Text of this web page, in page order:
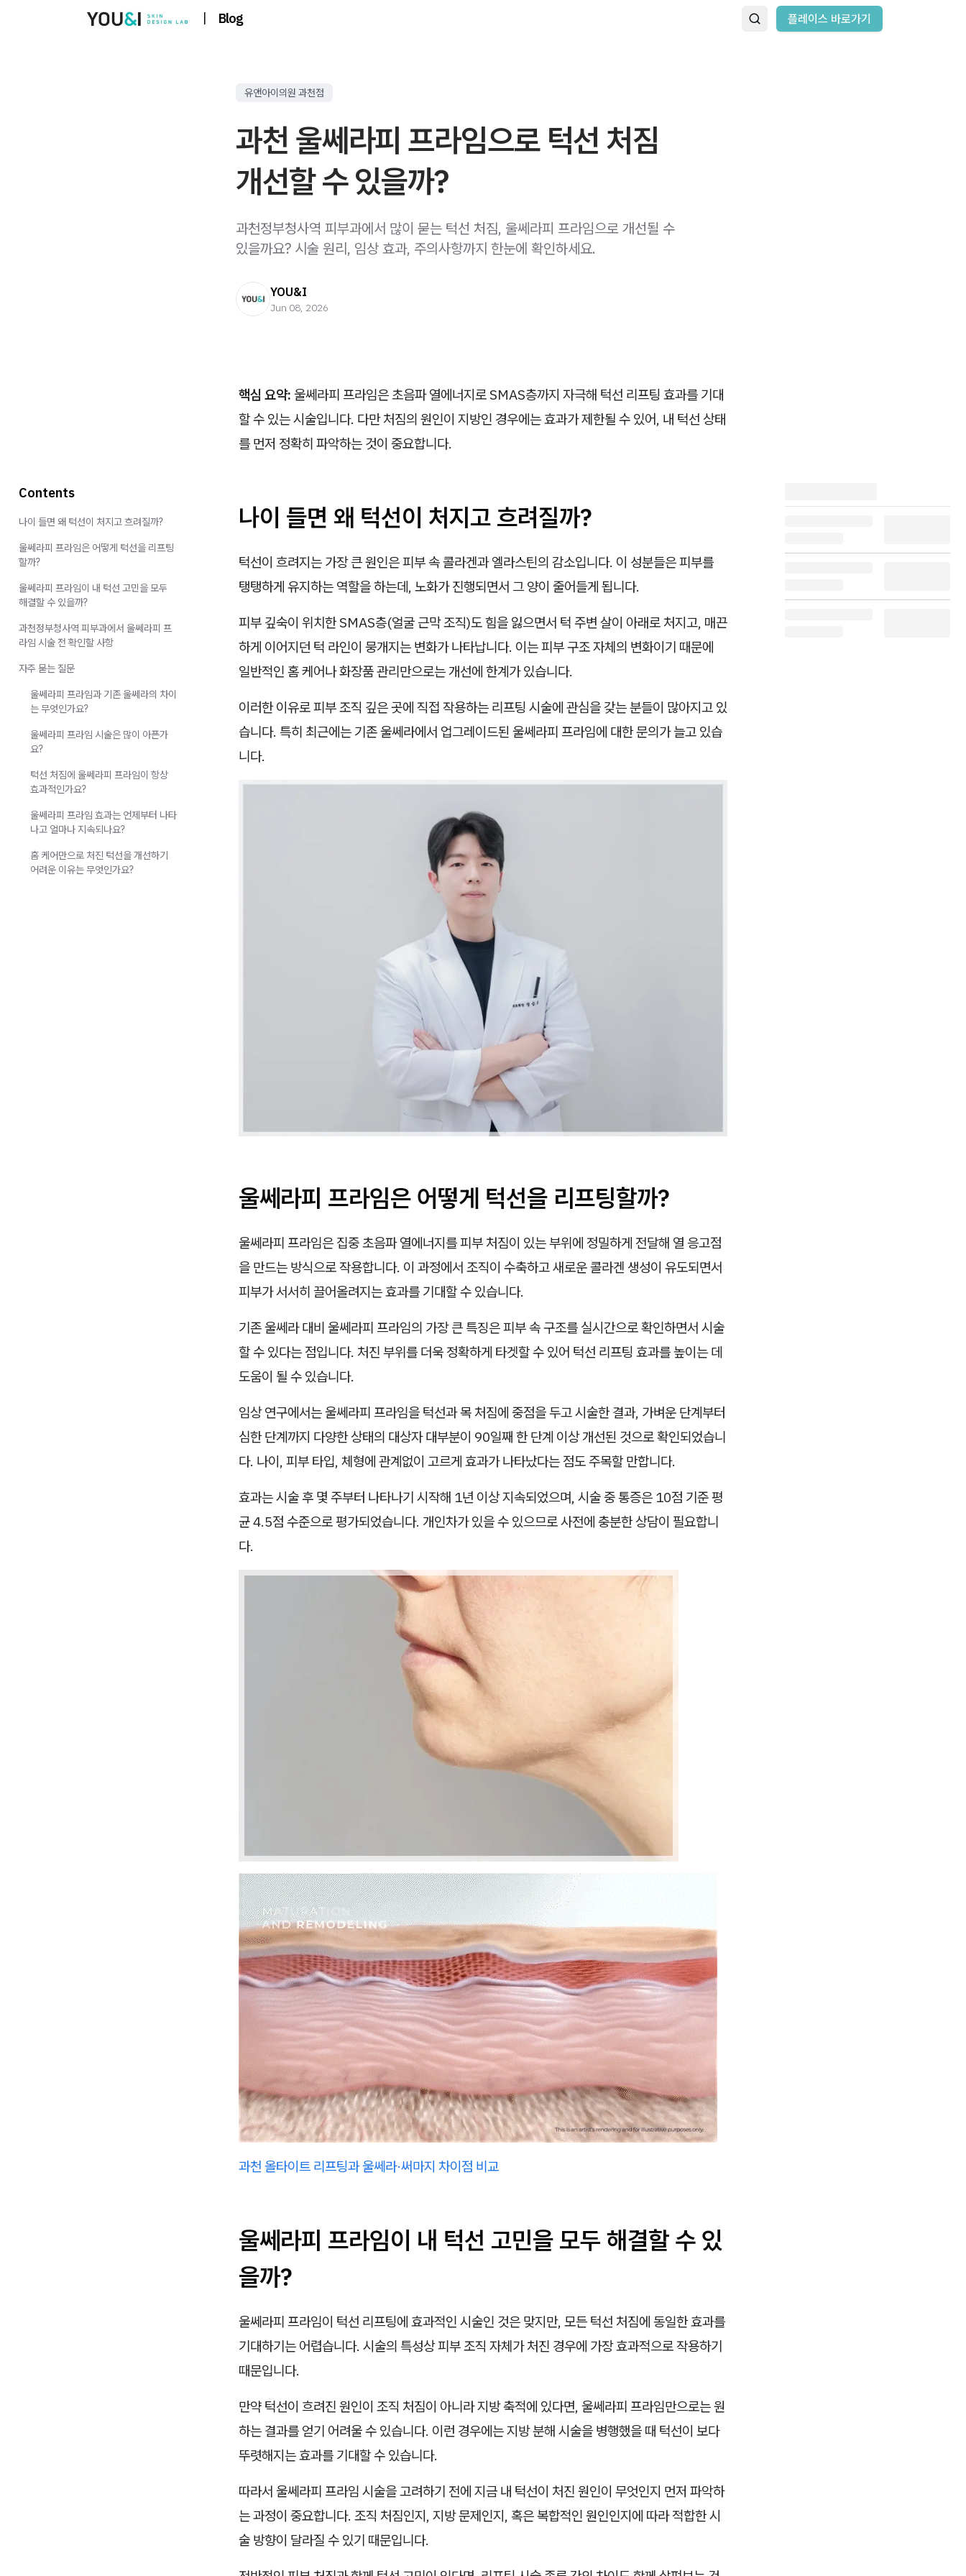
| Blog 플레이스 바로가기
유앤아이의원 과천점
과천 울쎄라피 프라임으로 턱선 처짐
개선할 수 있을까?
과천정부청사역 피부과에서 많이 묻는 턱선 처짐, 울쎄라피 프라임으로 개선될 수
있을까요? 시술 원리, 임상 효과, 주의사항까지 한눈에 확인하세요.
YOU&I
Jun 08, 2026
핵심 요약: 울쎄라피 프라임은 초음파 열에너지로 SMAS층까지 자극해 턱선 리프팅 효과를 기대
할 수 있는 시술입니다. 다만 처짐의 원인이 지방인 경우에는 효과가 제한될 수 있어, 내 턱선 상태
를 먼저 정확히 파악하는 것이 중요합니다.
나이 들면 왜 턱선이 처지고 흐려질까?
턱선이 흐려지는 가장 큰 원인은 피부 속 콜라겐과 엘라스틴의 감소입니다. 이 성분들은 피부를
탱탱하게 유지하는 역할을 하는데, 노화가 진행되면서 그 양이 줄어들게 됩니다.
피부 깊숙이 위치한 SMAS층(얼굴 근막 조직)도 힘을 잃으면서 턱 주변 살이 아래로 처지고, 매끈
하게 이어지던 턱 라인이 뭉개지는 변화가 나타납니다. 이는 피부 구조 자체의 변화이기 때문에
일반적인 홈 케어나 화장품 관리만으로는 개선에 한계가 있습니다.
이러한 이유로 피부 조직 깊은 곳에 직접 작용하는 리프팅 시술에 관심을 갖는 분들이 많아지고 있
습니다. 특히 최근에는 기존 울쎄라에서 업그레이드된 울쎄라피 프라임에 대한 문의가 늘고 있습
니다.
울쎄라피 프라임은 어떻게 턱선을 리프팅할까?
울쎄라피 프라임은 집중 초음파 열에너지를 피부 처짐이 있는 부위에 정밀하게 전달해 열 응고점
을 만드는 방식으로 작용합니다. 이 과정에서 조직이 수축하고 새로운 콜라겐 생성이 유도되면서
피부가 서서히 끌어올려지는 효과를 기대할 수 있습니다.
기존 울쎄라 대비 울쎄라피 프라임의 가장 큰 특징은 피부 속 구조를 실시간으로 확인하면서 시술
할 수 있다는 점입니다. 처진 부위를 더욱 정확하게 타겟할 수 있어 턱선 리프팅 효과를 높이는 데
도움이 될 수 있습니다.
임상 연구에서는 울쎄라피 프라임을 턱선과 목 처짐에 중점을 두고 시술한 결과, 가벼운 단계부터
심한 단계까지 다양한 상태의 대상자 대부분이 90일째 한 단계 이상 개선된 것으로 확인되었습니
다. 나이, 피부 타입, 체형에 관계없이 고르게 효과가 나타났다는 점도 주목할 만합니다.
효과는 시술 후 몇 주부터 나타나기 시작해 1년 이상 지속되었으며, 시술 중 통증은 10점 기준 평
균 4.5점 수준으로 평가되었습니다. 개인차가 있을 수 있으므로 사전에 충분한 상담이 필요합니
다.
과천 올타이트 리프팅과 울쎄라·써마지 차이점 비교
울쎄라피 프라임이 내 턱선 고민을 모두 해결할 수 있
을까?
울쎄라피 프라임이 턱선 리프팅에 효과적인 시술인 것은 맞지만, 모든 턱선 처짐에 동일한 효과를
기대하기는 어렵습니다. 시술의 특성상 피부 조직 자체가 처진 경우에 가장 효과적으로 작용하기
때문입니다.
만약 턱선이 흐려진 원인이 조직 처짐이 아니라 지방 축적에 있다면, 울쎄라피 프라임만으로는 원
하는 결과를 얻기 어려울 수 있습니다. 이런 경우에는 지방 분해 시술을 병행했을 때 턱선이 보다
뚜렷해지는 효과를 기대할 수 있습니다.
따라서 울쎄라피 프라임 시술을 고려하기 전에 지금 내 턱선이 처진 원인이 무엇인지 먼저 파악하
는 과정이 중요합니다. 조직 처짐인지, 지방 문제인지, 혹은 복합적인 원인인지에 따라 적합한 시
술 방향이 달라질 수 있기 때문입니다.
Contents
나이 들면 왜 턱선이 처지고 흐려질까?
울쎄라피 프라임은 어떻게 턱선을 리프팅
할까?
울쎄라피 프라임이 내 턱선 고민을 모두
해결할 수 있을까?
과천정부청사역 피부과에서 울쎄라피 프
라임 시술 전 확인할 사항
자주 묻는 질문
울쎄라피 프라임과 기존 울쎄라의 차이
는 무엇인가요?
울쎄라피 프라임 시술은 많이 아픈가
요?
턱선 처짐에 울쎄라피 프라임이 항상
효과적인가요?
울쎄라피 프라임 효과는 언제부터 나타
나고 얼마나 지속되나요?
홈 케어만으로 처진 턱선을 개선하기
어려운 이유는 무엇인가요?